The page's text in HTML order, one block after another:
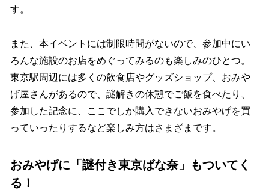
す。
また、本イベントには制限時間がないので、参加中にい
ろんな施設のお店をめぐってみるのも楽しみのひとつ。
東京駅周辺には多くの飲食店やグッズショップ、おみや
げ屋さんがあるので、謎解きの休憩でご飯を食べたり、
参加した記念に、ここでしか購入できないおみやげを買
っていったりするなど楽しみ方はさまざまです。
おみやげに「謎付き東京ばな奈」もついてく
る！